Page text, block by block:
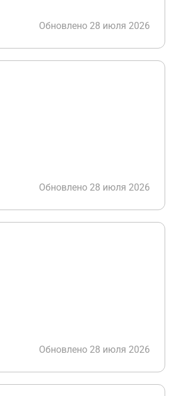
Обновлено 28 июля 2026
Обновлено 28 июля 2026
Обновлено 28 июля 2026